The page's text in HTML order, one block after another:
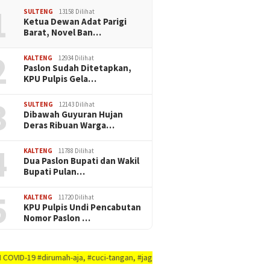
SULTENG 13158 Dilihat
Ketua Dewan Adat Parigi
Barat, Novel Ban…
KALTENG 12934 Dilihat
Paslon Sudah Ditetapkan,
KPU Pulpis Gela…
SULTENG 12143 Dilihat
Dibawah Guyuran Hujan
Deras Ribuan Warga…
KALTENG 11788 Dilihat
Dua Paslon Bupati dan Wakil
Bupati Pulan…
KALTENG 11720 Dilihat
KPU Pulpis Undi Pencabutan
Nomor Paslon …
#dirumah-aja, #cuci-tangan, #jaga-jarak, #jaga-imunitas-tubuh, #rajin-